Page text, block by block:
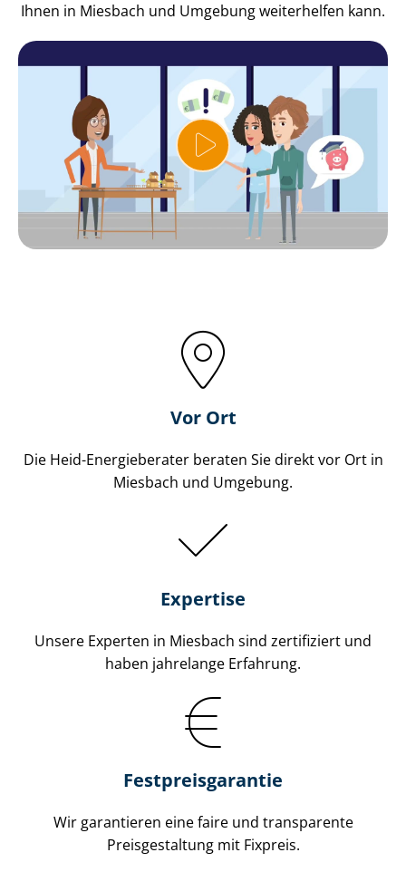
Ihnen in Miesbach und Umgebung weiterhelfen kann.
Vor Ort
Die Heid-Energieberater beraten Sie direkt vor Ort in
Miesbach und Umgebung.
Expertise
Unsere Experten in Miesbach sind zertifiziert und
haben jahrelange Erfahrung.
Fest­preis­ga­ran­tie
Wir garantieren eine faire und transparente
Preisgestaltung mit Fixpreis.